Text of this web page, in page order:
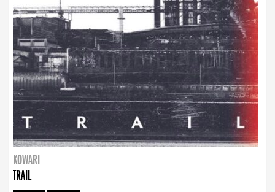
KOWARI
TRAIL